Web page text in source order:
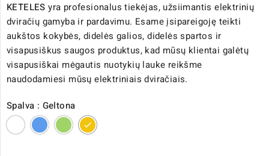
KETELES yra profesionalus tiekėjas, užsiimantis elektrinių
dviračių gamyba ir pardavimu. Esame įsipareigoję teikti
aukštos kokybės, didelės galios, didelės spartos ir
visapusiškus saugos produktus, kad mūsų klientai galėtų
visapusiškai mėgautis nuotykių lauke reikšme
naudodamiesi mūsų elektriniais dviračiais.
Spalva : Geltona
BaltaMėlynaŽalia Geltona